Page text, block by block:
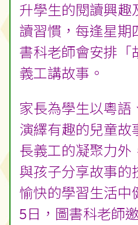
升學生的閱讀興趣
讀習慣，每逢星期
書科老師會安排「
義工講故事。
家長為學生以粵語
演繹有趣的兒童故
長義工的凝聚力外
與孩子分享故事的
愉快的學習生活中
5日，圖書科老師